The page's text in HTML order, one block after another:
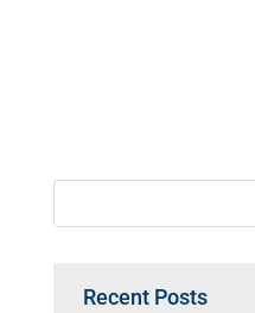
Recent Posts